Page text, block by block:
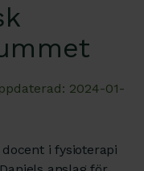
2024-01-
i fysioterapi